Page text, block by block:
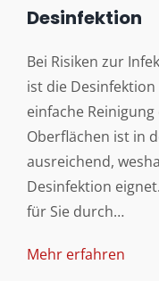
Desinfektion
Bei Risiken zur
ist die
einfache
Oberflächen ist in
ausreichend,
Desinfektion
für Sie durch…
Mehr erfahren